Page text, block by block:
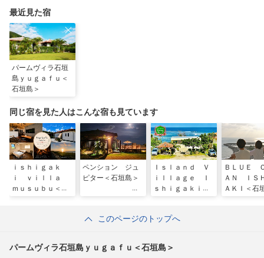
最近見た宿
パームヴィラ石垣
島ｙｕｇａｆｕ＜
石垣島＞
同じ宿を見た人はこんな宿も見ています
ｉｓｈｉｇａｋ
ｉ ｖｉｌｌａ
ｍｕｓｕｂｕ＜石
ペンション ジュ
ピター＜石垣島＞
Ｉｓｌａｎｄ Ｖ
ｉｌｌａｇｅ Ｉ
ｓｈｉｇａｋｉ－
ＢＬＵＥ
ＡＮ ＩＳ
ＡＫＩ＜石
このページのトップへ
パームヴィラ石垣島ｙｕｇａｆｕ＜石垣島＞